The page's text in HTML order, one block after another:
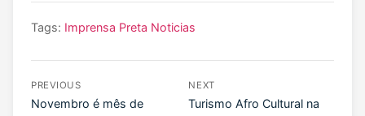
Tags: Imprensa Preta Noticias
PREVIOUS
Novembro é mês de
NEXT
Turismo Afro Cultural na